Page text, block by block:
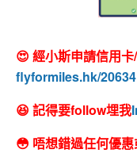
😍 經小斯申請信用
flyformiles.hk/20634
😆 記得要follow埋我
😳 唔想錯過任何優